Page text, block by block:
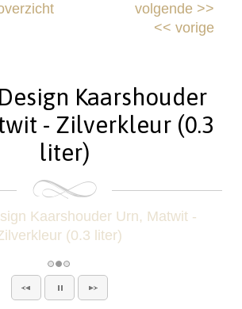
volgende>>
<< vorige
Kaarshouder
- Zilverkleur (0.3
liter)